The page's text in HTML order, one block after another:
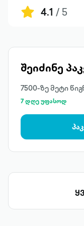
4.1 / 5
შეიძინე
7500-ზე მეტი
7 დღე უფასოდ